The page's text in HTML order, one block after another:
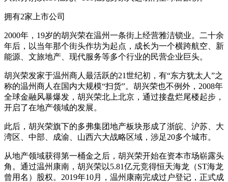
拥有2家上市公司
2000年，19岁的胡兴荣在温州一条街上经营雅洁锁业。二十余
年后，以当年那个街头作坊为起点，成长为一个横跨航空、新
能源、文旅地产、现代服务等多个行业的民营企业巨头。
胡兴荣发家于温州商人最活跃的21世纪初，有“东方犹太人”之
称的温州商人在国内大规模“扫货”。胡兴荣也不例外，2008年
全球金融风暴爆发，胡兴荣北上北京，通过接盘烂尾楼起步，
开启了在地产领域的发展。
此后，胡兴荣旗下的多弗集团地产板块形成了浙皖、沪苏、大
湾区、中部、成渝、山西六大战略区域，涉足20多个城市。
从地产领域获得第一桶金之后，胡兴荣开始在资本市场崭露头
角。通过温州康南，胡兴荣以5.81亿元竞得恒天海龙（ST海龙
曾用名）股权。2019年10月，温州康南完成过户登记，正式成